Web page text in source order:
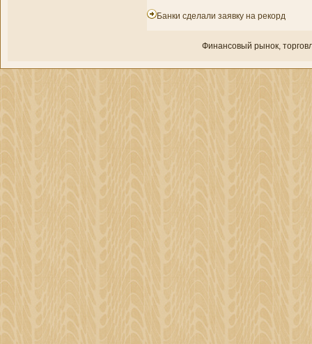
Банки сделали заявку на рекорд
Финансовый рынок,